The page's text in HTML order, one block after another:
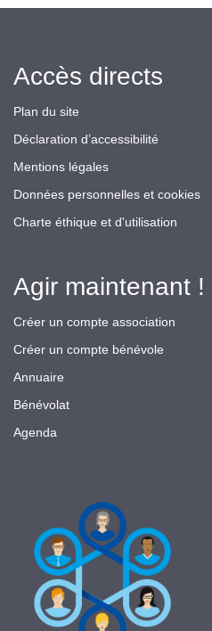
Accès directs
Plan du site
Déclaration d’accessibilité
Mentions légales
Données personnelles et cookies
Charte éthique et d'utilisation
Agir maintenant !
Créer un compte association
Créer un compte bénévole
Annuaire
Bénévolat
Agenda